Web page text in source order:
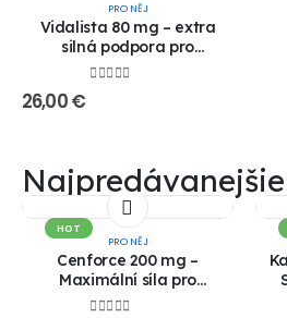
PRO NĚJ
Vidalista 80 mg – extra
silná podpora pro
maximální erekci!! 1+1
26,00€
Najpredávanejšie
HOT
PRO NĚJ
Cenforce 200 mg –
Maximální síla pro
dokonalou erekci!! 1+1